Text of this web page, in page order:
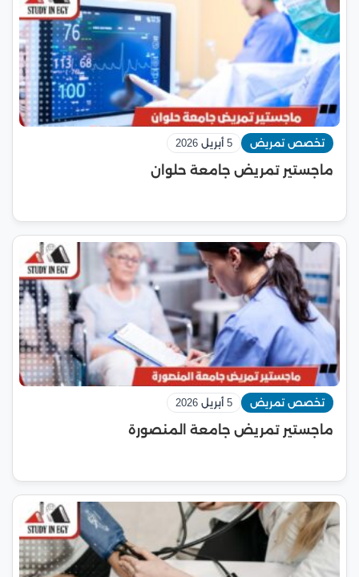
تخصص تمريض 5 أبريل 2026
ماجستير تمريض جامعة حلوان
تخصص تمريض 5 أبريل 2026
ماجستير تمريض جامعة المنصورة